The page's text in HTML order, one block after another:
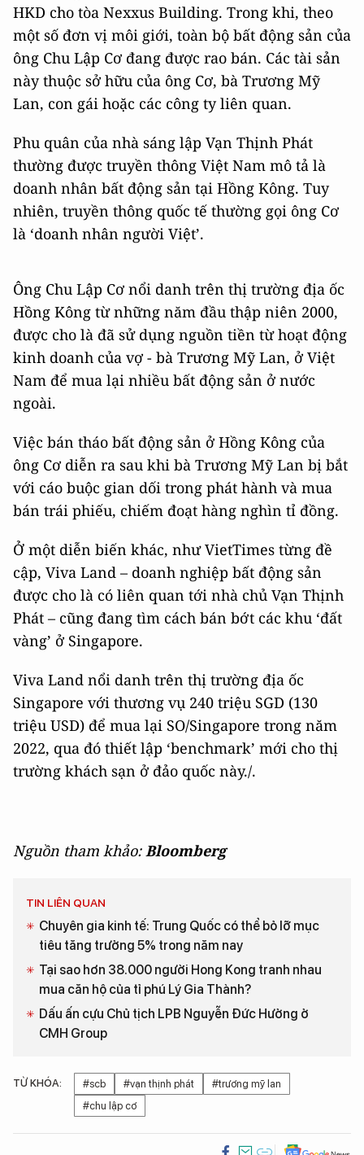
HKD cho tòa Nexxus Building. Trong khi, theo
một số đơn vị môi giới, toàn bộ bất động sản của
ông Chu Lập Cơ đang được rao bán. Các tài sản
này thuộc sở hữu của ông Cơ, bà Trương Mỹ
Lan, con gái hoặc các công ty liên quan.
Phu quân của nhà sáng lập Vạn Thịnh Phát
thường được truyền thông Việt Nam mô tả là
doanh nhân bất động sản tại Hồng Kông. Tuy
nhiên, truyền thông quốc tế thường gọi ông Cơ
là ‘doanh nhân người Việt’.
Ông Chu Lập Cơ nổi danh trên thị trường địa ốc
Hồng Kông từ những năm đầu thập niên 2000,
được cho là đã sử dụng nguồn tiền từ hoạt động
kinh doanh của vợ - bà Trương Mỹ Lan, ở Việt
Nam để mua lại nhiều bất động sản ở nước
ngoài.
Việc bán tháo bất động sản ở Hồng Kông của
ông Cơ diễn ra sau khi bà Trương Mỹ Lan bị bắt
với cáo buộc gian dối trong phát hành và mua
bán trái phiếu, chiếm đoạt hàng nghìn tỉ đồng.
Ở một diễn biến khác, như VietTimes từng đề
cập, Viva Land – doanh nghiệp bất động sản
được cho là có liên quan tới nhà chủ Vạn Thịnh
Phát – cũng đang tìm cách bán bớt các khu ‘đất
vàng’ ở Singapore.
Viva Land nổi danh trên thị trường địa ốc
Singapore với thương vụ 240 triệu SGD (130
triệu USD) để mua lại SO/Singapore trong năm
2022, qua đó thiết lập ‘benchmark’ mới cho thị
trường khách sạn ở đảo quốc này./.
Nguồn tham khảo: Bloomberg
TIN LIÊN QUAN
Chuyên gia kinh tế: Trung Quốc có thể bỏ lỡ mục
tiêu tăng trưởng 5% trong năm nay
Tại sao hơn 38.000 người Hong Kong tranh nhau
mua căn hộ của tỉ phú Lý Gia Thành?
Dấu ấn cựu Chủ tịch LPB Nguyễn Đức Hưởng ở
CMH Group
TỪ KHÓA: #scb #vạn thịnh phát
#trương mỹ lan
#chu lập cơ